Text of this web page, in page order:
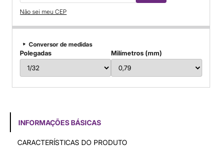
Não sei meu CEP
Conversor de medidas
Polegadas Milímetros (mm)
INFORMAÇÕES BÁSICAS
CARACTERÍSTICAS DO PRODUTO